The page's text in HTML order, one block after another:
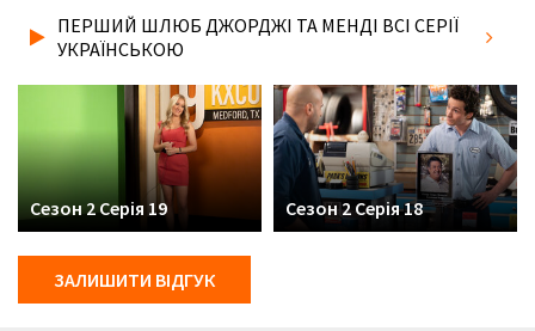
справи йдуть досить добре, незважаючи навіть на те, що
інколи виникають суперечки стосовно певних питань.
призводить до постійних конфліктів. Не забудьте
розповісти друзям, де Ви дивились нову 2 серію 2 сезону
серіалу Перший шлюб Джорджі та Менді українською
мовою, у хорошій hd якості та з українськими субтитрами!
ПЕРШИЙ ШЛЮБ ДЖОРДЖІ ТА МЕНДІ ВСІ СЕРІЇ
УКРАЇНСЬКОЮ
Сезон 2 Серія 19 Сезон 2 Серія 18
ЗАЛИШИТИ ВІДГУК